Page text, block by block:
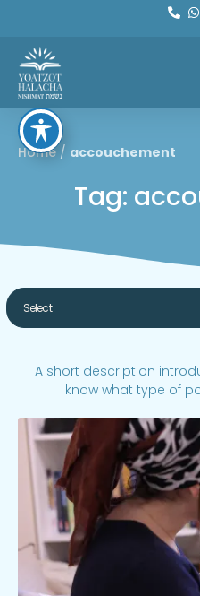
Home/ accouchement
Tag:
A short description
know what type of